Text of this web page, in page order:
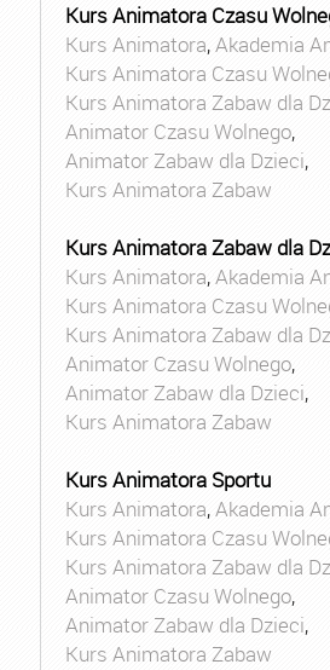
Kurs Animatora Czasu
Kurs Animatora,Akademia
Kurs Animatora Czasu
Kurs Animatora Zabaw dla
Animator Czasu Wolnego,
Animator Zabaw dla Dzieci,
Kurs Animatora Zabaw
Kurs Animatora Zabaw dla
Kurs Animatora,Akademia
Kurs Animatora Czasu
Kurs Animatora Zabaw dla
Animator Czasu Wolnego,
Animator Zabaw dla Dzieci,
Kurs Animatora Zabaw
Kurs Animatora Sportu
Kurs Animatora,Akademia
Kurs Animatora Czasu
Kurs Animatora Zabaw dla
Animator Czasu Wolnego,
Animator Zabaw dla Dzieci,
Kurs Animatora Zabaw